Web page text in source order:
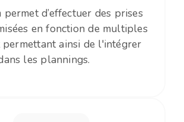
permet d’effectuer des prises
en fonction de multiples
ainsi de l'intégrer
les plannings.